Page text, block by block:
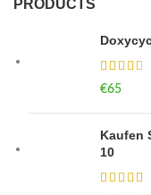
PRODUCTS
€65
Kaufen
10